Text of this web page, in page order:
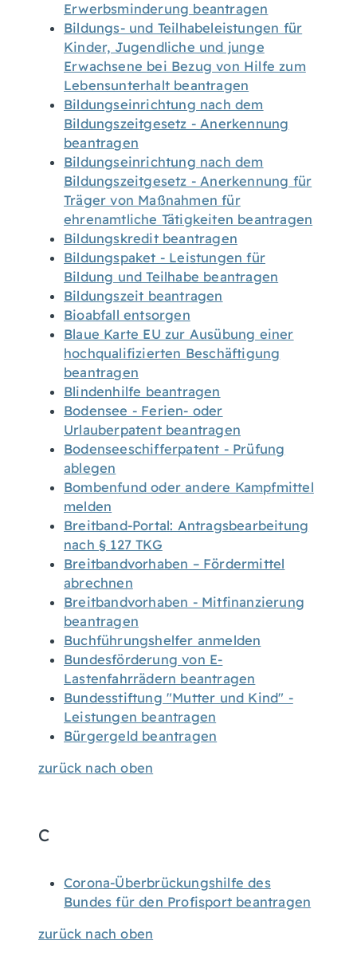
Erwerbsminderung beantragen
Bildungs- und Teilhabeleistungen für
Kinder, Jugendliche und junge
Erwachsene bei Bezug von Hilfe zum
Lebensunterhalt beantragen
Bildungseinrichtung nach dem
Bildungszeitgesetz - Anerkennung
beantragen
Bildungseinrichtung nach dem
Bildungszeitgesetz - Anerkennung für
Träger von Maßnahmen für
ehrenamtliche Tätigkeiten beantragen
Bildungskredit beantragen
Bildungspaket - Leistungen für
Bildung und Teilhabe beantragen
Bildungszeit beantragen
Bioabfall entsorgen
Blaue Karte EU zur Ausübung einer
hochqualifizierten Beschäftigung
beantragen
Blindenhilfe beantragen
Bodensee - Ferien- oder
Urlauberpatent beantragen
Bodenseeschifferpatent - Prüfung
ablegen
Bombenfund oder andere Kampfmittel
melden
Breitband-Portal: Antragsbearbeitung
nach § 127 TKG
Breitbandvorhaben – Fördermittel
abrechnen
Breitbandvorhaben - Mitfinanzierung
beantragen
Buchführungshelfer anmelden
Bundesförderung von E-
Lastenfahrrädern beantragen
Bundesstiftung "Mutter und Kind" -
Leistungen beantragen
Bürgergeld beantragen
zurück nach oben
C
Corona-Überbrückungshilfe des
Bundes für den Profisport beantragen
zurück nach oben